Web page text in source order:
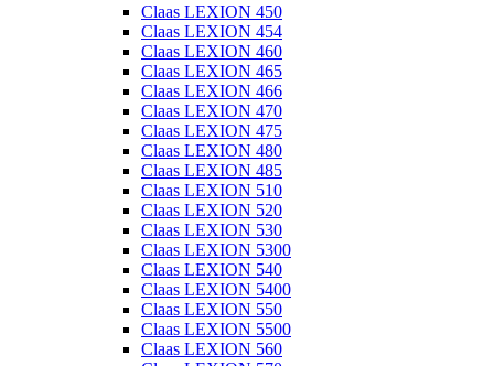
Claas LEXION 450
Claas LEXION 454
Claas LEXION 460
Claas LEXION 465
Claas LEXION 466
Claas LEXION 470
Claas LEXION 475
Claas LEXION 480
Claas LEXION 485
Claas LEXION 510
Claas LEXION 520
Claas LEXION 530
Claas LEXION 5300
Claas LEXION 540
Claas LEXION 5400
Claas LEXION 550
Claas LEXION 5500
Claas LEXION 560